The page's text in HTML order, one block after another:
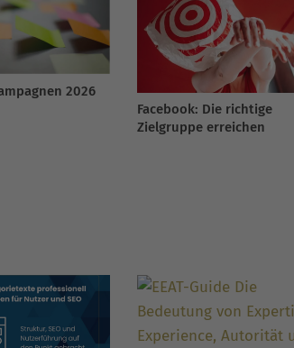
2026
Facebook: Die richtige
Zielgruppe erreichen